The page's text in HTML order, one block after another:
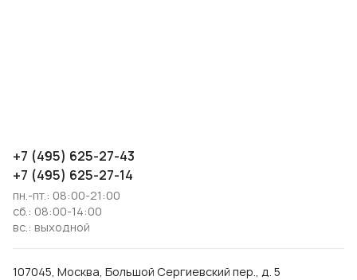
+7 (495) 625-27-43
+7 (495) 625-27-14
пн.-пт.: 08:00-21:00
сб.: 08:00-14:00
вс.: выходной
107045, Москва, Большой Сергиевский пер., д. 5